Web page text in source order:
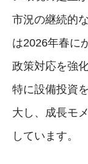
市況の継続的
は2026年春に
政策対応を強
特に設備投資
大し、成長モ
しています。